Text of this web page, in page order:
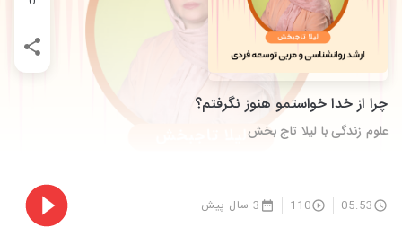
چرا از خدا خواستمو هنوز نگرفتم؟
علوم زندگی با لیلا تاج بخش
05:53
110 3 سال پیش